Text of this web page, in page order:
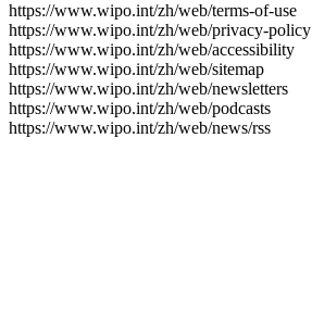
https://www.wipo.int/zh/web/terms-of-use
https://www.wipo.int/zh/web/privacy-policy
https://www.wipo.int/zh/web/accessibility
https://www.wipo.int/zh/web/sitemap
https://www.wipo.int/zh/web/newsletters
https://www.wipo.int/zh/web/podcasts
https://www.wipo.int/zh/web/news/rss